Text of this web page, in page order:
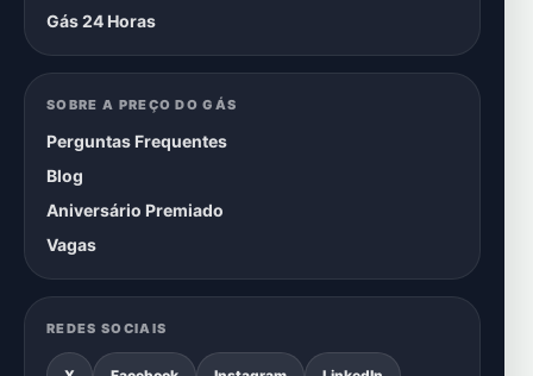
Gás 24 Horas
SOBRE A PREÇO DO GÁS
Perguntas Frequentes
Blog
Aniversário Premiado
Vagas
REDES SOCIAIS